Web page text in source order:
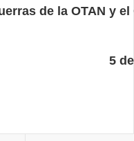
de la OTAN y
5